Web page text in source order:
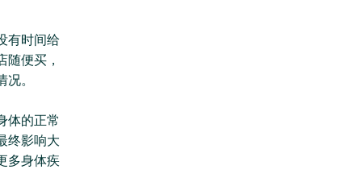
有时间给
便买，
。
体的正常
终影响大
多身体疾